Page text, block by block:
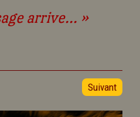
arrive... »
Suivant